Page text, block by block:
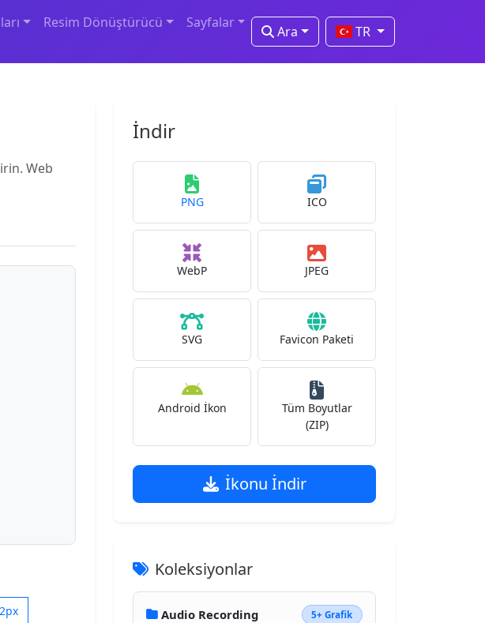
Resim Dönüştürücü Sayfalar
Ara TR
Web
İndir
PNG ICO
WebP JPEG
SVG Favicon Paketi
Android İkon
Tüm Boyutlar
(ZIP)
İkonu İndir
Koleksiyonlar
Audio Recording 5+ Grafik